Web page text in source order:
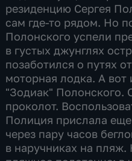
резиденцию Сергея
сам где-то рядом. Но
Полонского успели
в густых джунглях
позаботился о путях
моторная лодка. А
"Зодиак" Полонского.
проколот.
Полиция прислала
через пару часов
в наручниках на пляж.